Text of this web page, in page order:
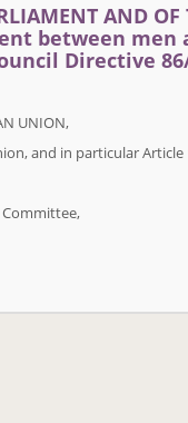
AND
between men
Directive 86/
UNION,
and in particular Article